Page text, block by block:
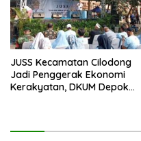
JUSS Kecamatan Cilodong
Jadi Penggerak Ekonomi
Kerakyatan, DKUM Depok